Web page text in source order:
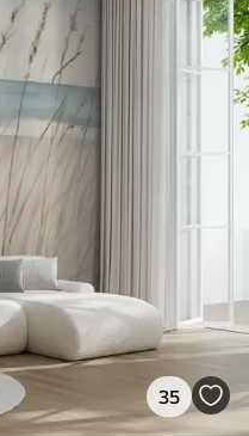
35